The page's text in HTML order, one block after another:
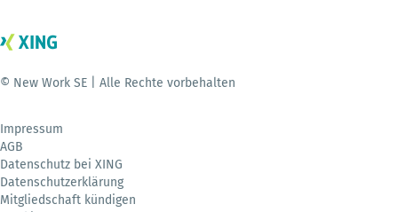
© New Work SE | Alle Rechte vorbehalten
Impressum
AGB
Datenschutz bei XING
Datenschutzerklärung
Mitgliedschaft kündigen